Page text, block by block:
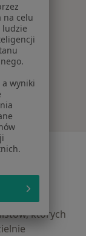
których
na celu
ludzie
a wyniki